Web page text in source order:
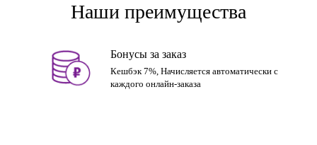
Наши преимущества
Бонусы за заказ
Кешбэк 7%, Начисляется автоматически с
каждого онлайн-заказа